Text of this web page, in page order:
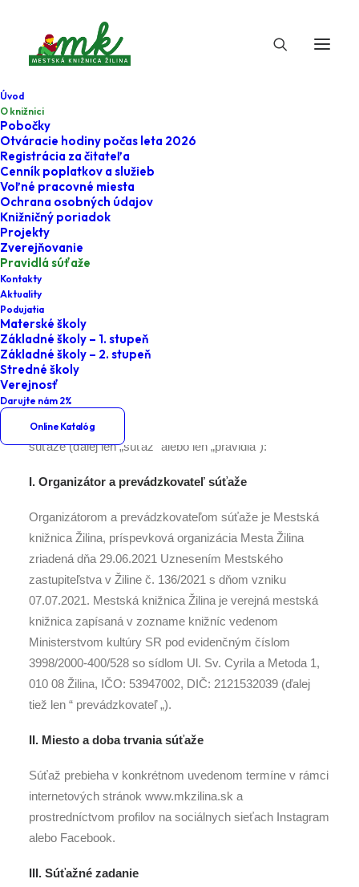
Úvod
O knižnici
Pobočky
Otváracie hodiny počas leta 2026
Registrácia za čitateľa
Cenník poplatkov a služieb
Voľné pracovné miesta
Ochrana osobných údajov
Knižničný poriadok
Projekty
Zverejňovanie
Pravidlá súťaže
Kontakty
Aktuality
Podujatia
Materské školy
Základné školy – 1. stupeň
Základné školy – 2. stupeň
Stredné školy
Verejnosť
Darujte nám 2%
Online Katalóg
Pravidlá súťaže
Home
Tento text obsahuje záväzné pravidlá a podmienky
súťaže (ďalej len „súťaž“ alebo len „pravidlá“):
I. Organizátor a prevádzkovateľ súťaže
Organizátorom a prevádzkovateľom súťaže je Mestská
knižnica Žilina, príspevková organizácia Mesta Žilina
zriadená dňa 29.06.2021 Uznesením Mestského
zastupiteľstva v Žiline č. 136/2021 s dňom vzniku
07.07.2021. Mestská knižnica Žilina je verejná mestská
knižnica zapísaná v zozname knižníc vedenom
Ministerstvom kultúry SR pod evidenčným číslom
3998/2000-400/528 so sídlom Ul. Sv. Cyrila a Metoda 1,
010 08 Žilina, IČO: 53947002, DIČ: 2121532039 (ďalej
tiež len “ prevádzkovateľ „).
II. Miesto a doba trvania súťaže
Súťaž prebieha v konkrétnom uvedenom termíne v rámci
internetových stránok www.mkzilina.sk a
prostredníctvom profilov na sociálnych sieťach Instagram
alebo Facebook.
III. Súťažné zadanie